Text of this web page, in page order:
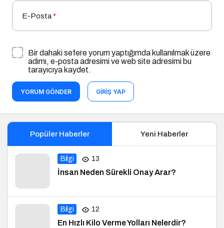
E-Posta*
Bir dahaki sefere yorum yaptığımda kullanılmak üzere
adımı, e-posta adresimi ve web site adresimi bu
tarayıcıya kaydet.
YORUM GÖNDER GIRIŞ YAP
Popüler Haberler Yeni Haberler
Bilgi 13
İnsan Neden Sürekli Onay Arar?
Bilgi 12
En Hızlı Kilo Verme Yolları Nelerdir?